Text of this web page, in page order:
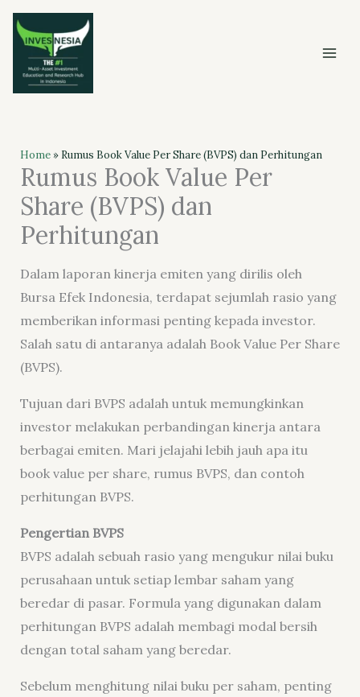
Skip
content
Home» Rumus Book Value Per Share (BVPS) dan Perhitungan
Rumus Book Value Per
Share (BVPS) dan
Perhitungan
Dalam laporan kinerja emiten yang dirilis oleh
Bursa Efek Indonesia, terdapat sejumlah rasio yang
memberikan informasi penting kepada investor.
Salah satu di antaranya adalah Book Value Per Share
(BVPS).
Tujuan dari BVPS adalah untuk memungkinkan
investor melakukan perbandingan kinerja antara
berbagai emiten. Mari jelajahi lebih jauh apa itu
book value per share, rumus BVPS, dan contoh
perhitungan BVPS.
Pengertian BVPS
BVPS adalah sebuah rasio yang mengukur nilai buku
perusahaan untuk setiap lembar saham yang
beredar di pasar. Formula yang digunakan dalam
perhitungan BVPS adalah membagi modal bersih
dengan total saham yang beredar.
Sebelum menghitung nilai buku per saham, penting